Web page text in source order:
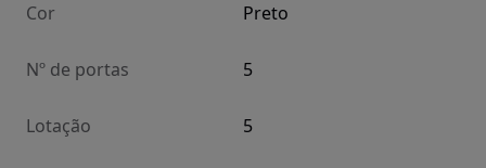
Cor Preto
Nº de portas 5
Lotação 5